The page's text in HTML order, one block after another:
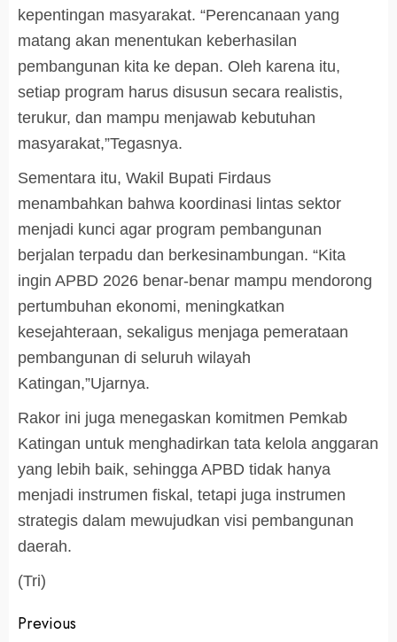
kepentingan masyarakat. “Perencanaan yang
matang akan menentukan keberhasilan
pembangunan kita ke depan. Oleh karena itu,
setiap program harus disusun secara realistis,
terukur, dan mampu menjawab kebutuhan
masyarakat,”Tegasnya.
Sementara itu, Wakil Bupati Firdaus
menambahkan bahwa koordinasi lintas sektor
menjadi kunci agar program pembangunan
berjalan terpadu dan berkesinambungan. “Kita
ingin APBD 2026 benar-benar mampu mendorong
pertumbuhan ekonomi, meningkatkan
kesejahteraan, sekaligus menjaga pemerataan
pembangunan di seluruh wilayah
Katingan,”Ujarnya.
Rakor ini juga menegaskan komitmen Pemkab
Katingan untuk menghadirkan tata kelola anggaran
yang lebih baik, sehingga APBD tidak hanya
menjadi instrumen fiskal, tetapi juga instrumen
strategis dalam mewujudkan visi pembangunan
daerah.
(Tri)
Post
Previous